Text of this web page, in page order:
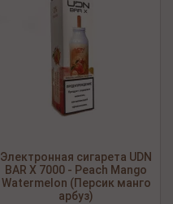
Электронная сигарета UDN
BAR X 7000 - Peach Mango
Watermelon (Персик манго
арбуз)